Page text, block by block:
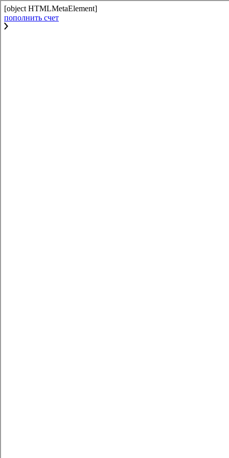
[object HTMLMetaElement]
пополнить счет